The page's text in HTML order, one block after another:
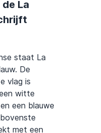
La
staat La
De
vlag is
witte
een blauwe
met een